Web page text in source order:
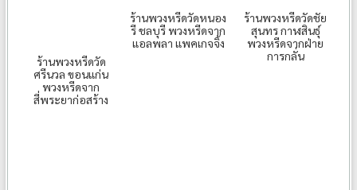
ร้านพวงหรีดวัด
ศรีนวล ขอนแก่น
พวงหรีดจาก
สี่พระยาก่อสร้าง
ร้านพวงหรีดวัดหนอง
รี ชลบุรี พวงหรีดจาก
แอลพลา แพคเกจจิ้ง
ร้านพวงหรีดวัดชัย
สุนทร กาฬสินธุ์
พวงหรีดจากฝ่าย
การกลั่น